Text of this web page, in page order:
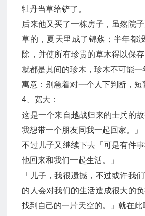
牡丹当草给铲了。
后来他又买了一栋房子，虽然院
草的，夏天里成了锦蔟；半年都
除，并使所有珍贵的草木得以保
就都是其间的珍木，珍木不可能
寓意：别急着对一个人下判断，
4、宽大：
这是一个来自越战归来的士兵的
我想带一个朋友同我一起回家。
不过儿子又继续下去「可是有件
他回来和我们一起生活。」
「儿子，我很遗撼，不过或许我
的人会对我们的生活造成很大的
找到自己的一片天空的。」就在